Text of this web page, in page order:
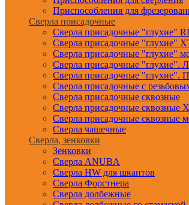
Приспособления для
Сверла присадочные
Сверла присадочные "глухие"
Сверла присадочные "глухие"
Сверла присадочные "глухие"
Сверла присадочные "глухие".
Сверла присадочные "глухие".
Сверла присадочные с
Сверла присадочные сквозные
Сверла присадочные сквозные
Сверла присадочные сквозные
Сверла чашечные
Сверла, зенковки
Зенковки
Сверла ANUBA
Сверла HW для шкантов
Сверла Форстнера
Сверла долбежные